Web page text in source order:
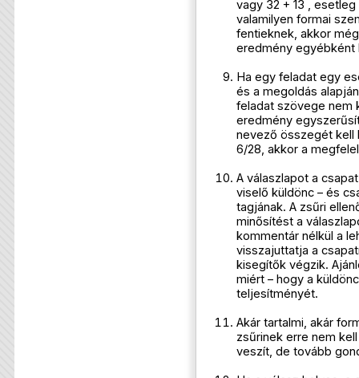
vagy 32 + 13 ,
valamilyen formai
fentieknek, akkor
eredmény egyébként
Ha egy feladat egy
és a megoldás
feladat szövege nem
eredmény
nevező összegét kell
6/28, akkor a
A válaszlapot a
viselő küldönc – és
tagjának. A zsűri
minősítést a
kommentár nélkül a
visszajuttatja a
kisegítők végzik.
miért – hogy a
teljesítményét.
Akár tartalmi, akár
zsűrinek erre nem
veszít, de tovább